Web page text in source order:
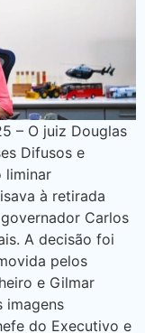
– O juiz Douglas
Difusos e
liminar
à retirada
Carlos
A decisão foi
pelos
e Gilmar
imagens
do Executivo e